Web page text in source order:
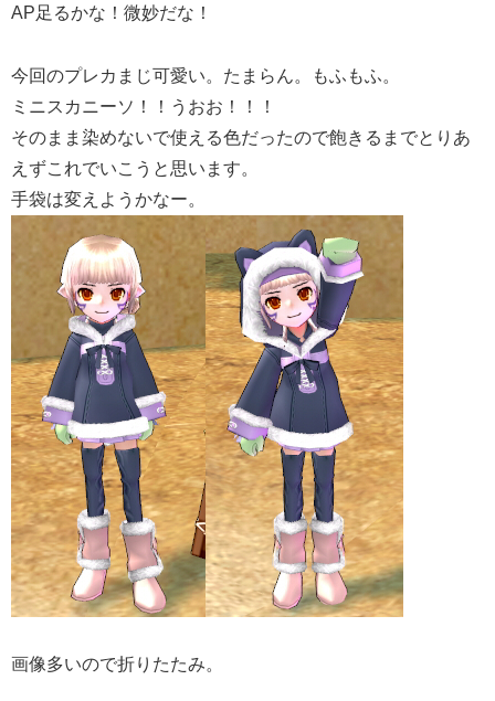
AP足るかな！微妙だな！
今回のプレカまじ可愛い。たまらん。もふもふ。
ミニスカニーソ！！うおお！！！
そのまま染めないで使える色だったので飽きるまでとりあ
えずこれでいこうと思います。
手袋は変えようかなー。
画像多いので折りたたみ。